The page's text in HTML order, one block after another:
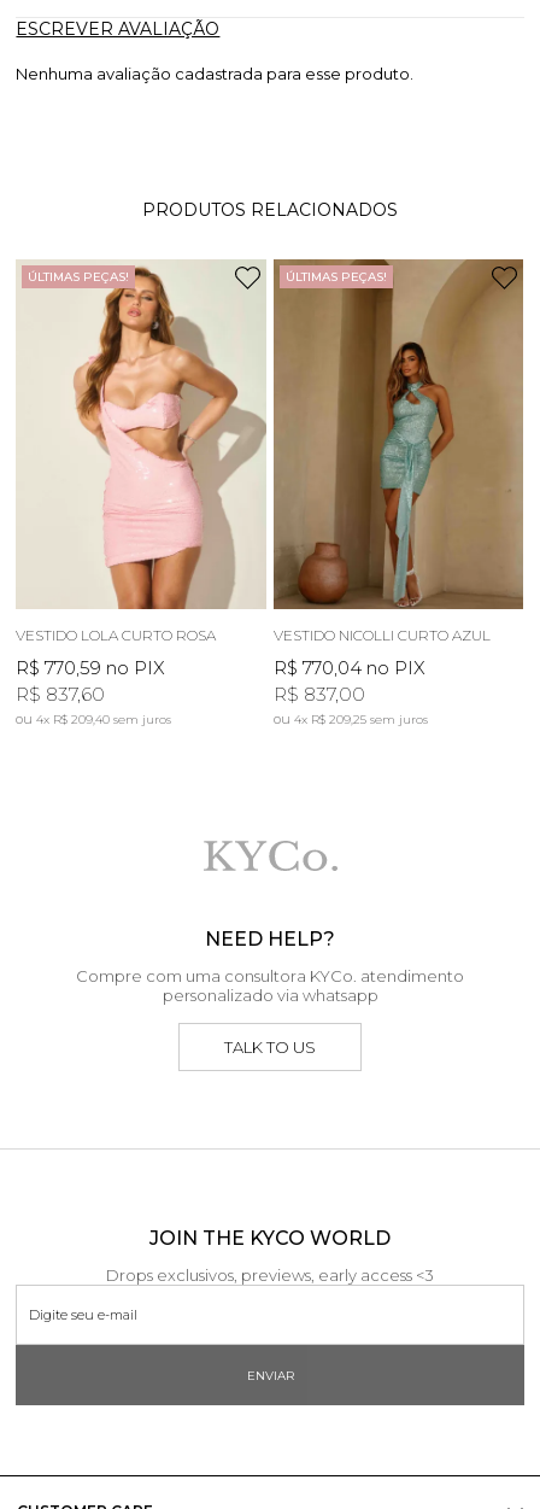
ESCREVER AVALIAÇÃO
Nenhuma avaliação cadastrada para esse produto.
PRODUTOS RELACIONADOS
ÚLTIMAS PEÇAS!
VESTIDO LOLA CURTO ROSA
R$ 770,59 no PIX
R$ 837,60
4x R$ 209,40sem juros
ÚLTIMAS PEÇAS!
VESTIDO NICOLLI CURTO AZUL
R$ 770,04no PIX
R$ 837,00
4x R$ 209,25 sem juros
NEED HELP?
Compre com uma consultora KYCo. atendimento
personalizado via whatsapp
TALK TO US
JOIN THE KYCO WORLD
Drops exclusivos, previews, early access <3
ENVIAR